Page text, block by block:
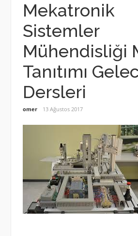
Mekatronik
Sistemler
Mühendisliği
Tanıtımı
Dersleri
omer 13 Ağustos 2017